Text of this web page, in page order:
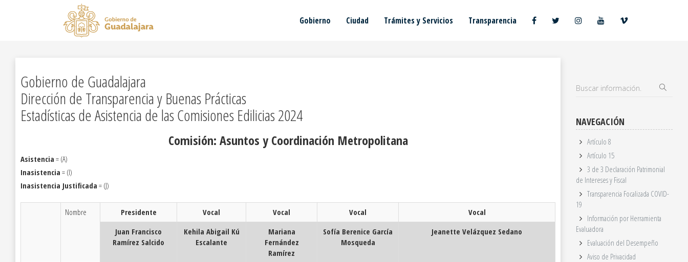
Gobierno Ciudad Trámites y Servicios Transparencia
Gobierno de Guadalajara
Dirección de Transparencia y Buenas Prácticas
Estadísticas de Asistencia de las Comisiones Edilicias 2024
Comisión: Asuntos y Coordinación Metropolitana
Asistencia = (A)
Inasistencia = (I)
Inasistencia Justificada = (J)
Nombre Presidente Vocal Vocal Vocal
Vocal
Juan Francisco
Ramírez Salcido
Kehila Abigail Kú
Escalante
Mariana
Fernández
Ramírez
Sofía Berenice García
Mosqueda
Jeanette Velázquez Sedano
NAVEGACIÓN
Artículo 8
Artículo 15
3 de 3 Declaración Patrimonial
de Intereses y Fiscal
Transparencia Focalizada COVID-
19
Información por Herramienta
Evaluadora
Evaluación del Desempeño
Aviso de Privacidad